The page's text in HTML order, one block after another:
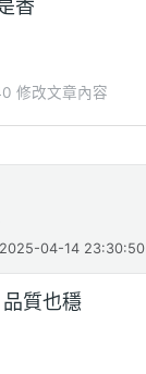
香
修改文章內容
04-14 23:30:50
質也穩